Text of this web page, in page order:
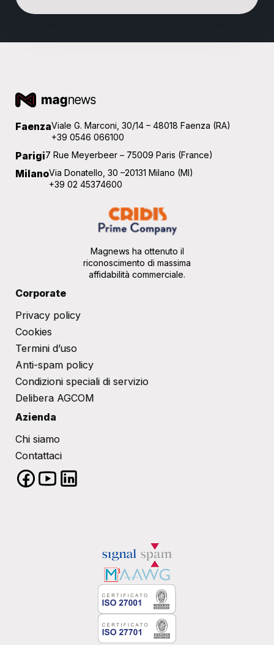
FaenzaViale G. Marconi, 30/14 – 48018 Faenza (RA)
+39 0546 066100
Parigi7 Rue Meyerbeer – 75009 Paris (France)
MilanoVia Donatello, 30 –20131 Milano (MI)
+39 02 45374600
Magnews ha ottenuto il
riconoscimento di massima
affidabilità commerciale.
Corporate
Privacy policy
Cookies
Termini d’uso
Anti-spam policy
Condizioni speciali di servizio
Delibera AGCOM
Azienda
Chi siamo
Contattaci